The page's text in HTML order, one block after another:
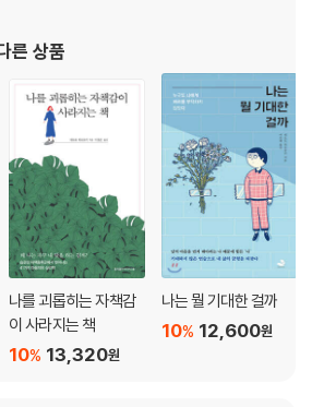
화한다
라
을 기억해라
워하지 마라
늘 신청자가 많아 예약 대기자가 줄을 서
소심한
른 상품
나를 괴롭히는 자책감
이 사라지는 책
13,320원
10%
나는 뭘 기대한 걸까
12,600원
10%